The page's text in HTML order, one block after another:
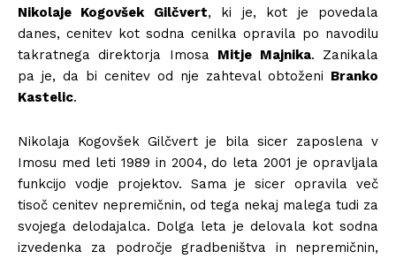
Nikolaje Kogovšek Gilčvert, ki je, kot je povedala
danes, cenitev kot sodna cenilka opravila po navodilu
takratnega direktorja Imosa Mitje Majnika. Zanikala
pa je, da bi cenitev od nje zahteval obtoženi Branko
Kastelic.
Nikolaja Kogovšek Gilčvert je bila sicer zaposlena v
Imosu med leti 1989 in 2004, do leta 2001 je opravljala
funkcijo vodje projektov. Sama je sicer opravila več
tisoč cenitev nepremičnin, od tega nekaj malega tudi za
svojega delodajalca. Dolga leta je delovala kot sodna
izvedenka za področje gradbeništva in nepremičnin,